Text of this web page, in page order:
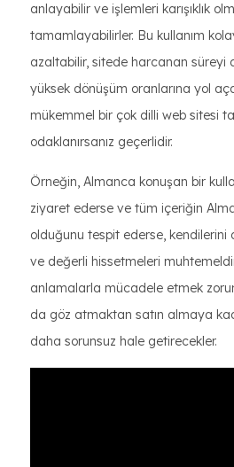
anlayabilir ve işlemleri karışıklık
tamamlayabilirler. Bu kullanım
azaltabilir, sitede harcanan süreyi
yüksek dönüşüm oranlarına yol
mükemmel bir çok dilli web sitesi
odaklanırsanız geçerlidir.
Örneğin, Almanca konuşan bir
ziyaret ederse ve tüm içeriğin
olduğunu tespit ederse, kendilerini
ve değerli hissetmeleri
anlamalarla mücadele etmek
da göz atmaktan satın almaya
daha sorunsuz hale getirecekler.